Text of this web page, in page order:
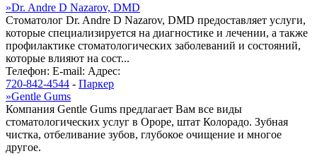
»Dr. Andre D Nazarov, DMD
Стоматолог Dr. Andre D Nazarov, DMD предоставляет услуги,
которые специализируется на диагностике и лечении, а также
профилактике стоматологических заболеваний и состояний,
которые влияют на сост...
Телефон: E-mail: Адрес:
720-842-4544 - Паркер
»Gentle Gums
Компания Gentle Gums предлагает Вам все виды
стоматологических услуг в Ороре, штат Колорадо. Зубная
чистка, отбеливание зубов, глубокое очищение и многое
другое.